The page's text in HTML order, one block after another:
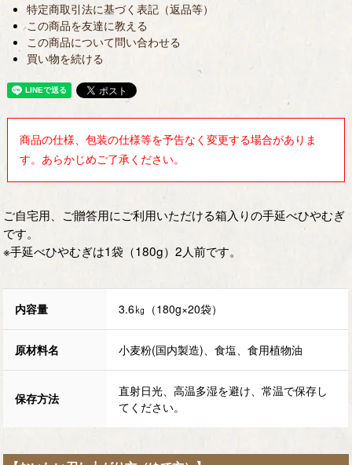
特定商取引法に基づく表記（返品等）
この商品を友達に教える
この商品について問い合わせる
買い物を続ける
商品の仕様、包装の仕様等を予告なく変更する場合がありま
す。あらかじめご了承ください。
ご自宅用、ご贈答用にご利用いただける箱入りの手延べひやむぎ
です。
※手延べひやむぎは1袋（180g）2人前です。
内容量 3.6㎏（180g×20袋）
原材料名 小麦粉(国内製造)、食塩、食用植物油
保存方法
直射日光、高温多湿を避け、常温で保存し
てください。